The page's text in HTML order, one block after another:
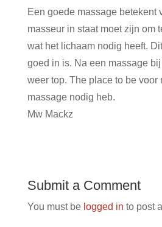
Een goede massage betekent
masseur in staat moet zijn om
wat het lichaam nodig heeft.
goed in is. Na een massage
weer top. The place to be voor
massage nodig heb.
Mw Mackz
Submit a Comment
You must be logged in to post